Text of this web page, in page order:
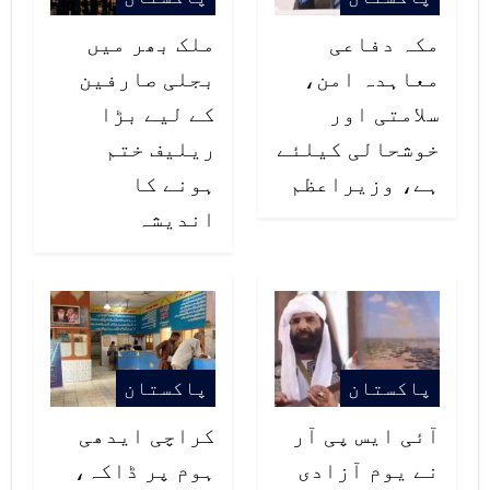
ہوئے۔ گزشتہ روز سے صوبہ میں کرونا
کا کوئی تصدیق شدہ کیس سامنے نہیں
مکہ دفاعی
معاہدہ امن،
سلامتی اور
خوشحالی کیلئے
ہے، وزیراعظم
ملک بھر میں
بجلی صارفین
کے لیے بڑا
ریلیف ختم
ہونے کا
اندیشہ
پاکستان
آئی ایس پی آر
نے یوم آزادی
پاکستان
کراچی ایدھی
ہوم پر ڈاکہ،